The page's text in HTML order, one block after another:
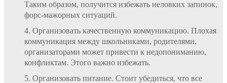
Таким образом, получится избежать неловких запинок,
форс-мажорных ситуаций.
Организовать качественную коммуникацию. Плохая
коммуникация между школьниками, родителями,
организаторами может привести к недопониманию,
конфликтам. Этого важно избежать.
Организовать питание. Стоит убедиться, что все